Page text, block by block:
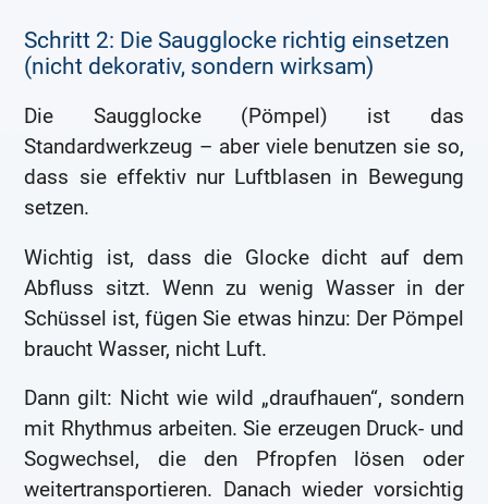
Schritt 2: Die Saugglocke richtig einsetzen
(nicht dekorativ, sondern wirksam)
Die Saugglocke (Pömpel) ist das
Standardwerkzeug – aber viele benutzen sie so,
dass sie effektiv nur Luftblasen in Bewegung
setzen.
Wichtig ist, dass die Glocke dicht auf dem
Abfluss sitzt. Wenn zu wenig Wasser in der
Schüssel ist, fügen Sie etwas hinzu: Der Pömpel
braucht Wasser, nicht Luft.
Dann gilt: Nicht wie wild „draufhauen“, sondern
mit Rhythmus arbeiten. Sie erzeugen Druck- und
Sogwechsel, die den Pfropfen lösen oder
weitertransportieren. Danach wieder vorsichtig